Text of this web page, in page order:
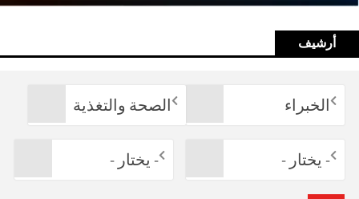
أرشيف
الخبراء الصحة والتغذية
- يختار - - يختار -